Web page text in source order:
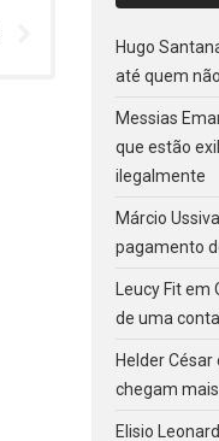
Hugo
até quem
Messias
que estão
ilegalmente
Márcio
pagamento
Leucy Fitem
de uma
Helder César
chegam
Elisio